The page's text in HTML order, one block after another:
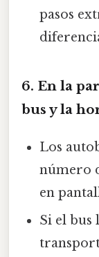
pasos
6. En la
bus y la
Los
número
en
Si el bus